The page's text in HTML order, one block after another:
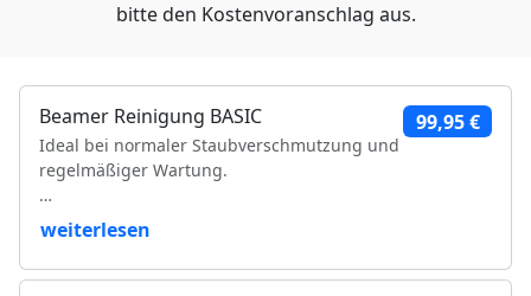
bitte den Kostenvoranschlag aus.
Beamer Reinigung BASIC
Ideal bei normaler Staubverschmutzung und
regelmäßiger Wartung.
Leistungsumfang:
Reinigung der Luftfilter und Gehäuseteile
weiterlesen
99,95 €